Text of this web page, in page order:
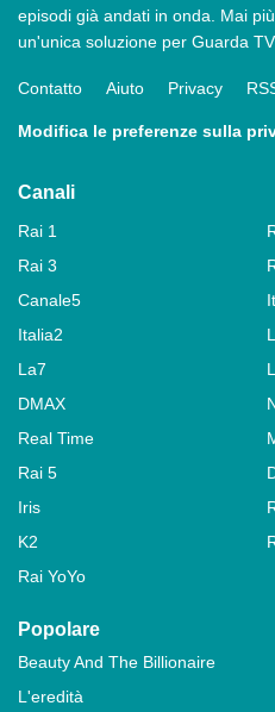
episodi già andati in onda. Mai
un'unica soluzione per Guarda TV
Contatto Aiuto Privacy
Modifica le preferenze sulla
Canali
Rai 1
Rai 3
Canale5
Italia2
La7
DMAX
Real Time
Rai 5
Iris
K2
Rai YoYo
Popolare
Beauty And The Billionaire
L'eredità